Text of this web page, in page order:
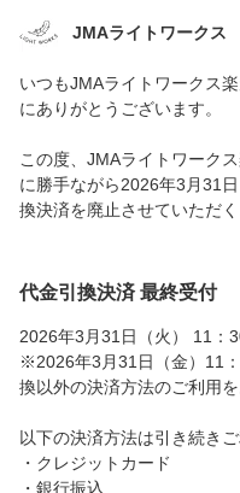
JMAライトワークス
いつもJMAライトワークス
にありがとうございます。
この度、JMAライトワーク
に勝手ながら2026年3月31
換決済を廃止させていただく
代金引換決済 最終受付
2026年3月31日（火） 11：
※2026年3月31日（金）11
換以外の決済方法のご利用を
以下の決済方法は引き続き
・クレジットカード
・銀行振込